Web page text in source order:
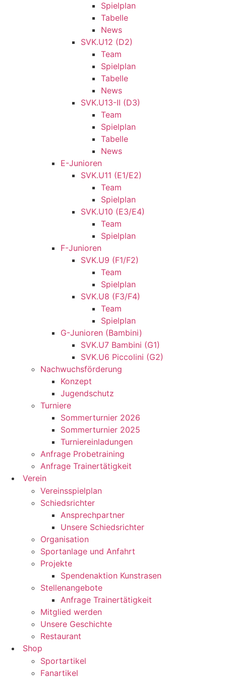
Spielplan
Tabelle
News
SVK.U12 (D2)
Team
Spielplan
Tabelle
News
SVK.U13-II (D3)
Team
Spielplan
Tabelle
News
E-Junioren
SVK.U11 (E1/E2)
Team
Spielplan
SVK.U10 (E3/E4)
Team
Spielplan
F-Junioren
SVK.U9 (F1/F2)
Team
Spielplan
SVK.U8 (F3/F4)
Team
Spielplan
G-Junioren (Bambini)
SVK.U7 Bambini (G1)
SVK.U6 Piccolini (G2)
Nachwuchsförderung
Konzept
Jugendschutz
Turniere
Sommerturnier 2026
Sommerturnier 2025
Turniereinladungen
Anfrage Probetraining
Anfrage Trainertätigkeit
Verein
Vereinsspielplan
Schiedsrichter
Ansprechpartner
Unsere Schiedsrichter
Organisation
Sportanlage und Anfahrt
Projekte
Spendenaktion Kunstrasen
Stellenangebote
Anfrage Trainertätigkeit
Mitglied werden
Unsere Geschichte
Restaurant
Shop
Sportartikel
Fanartikel